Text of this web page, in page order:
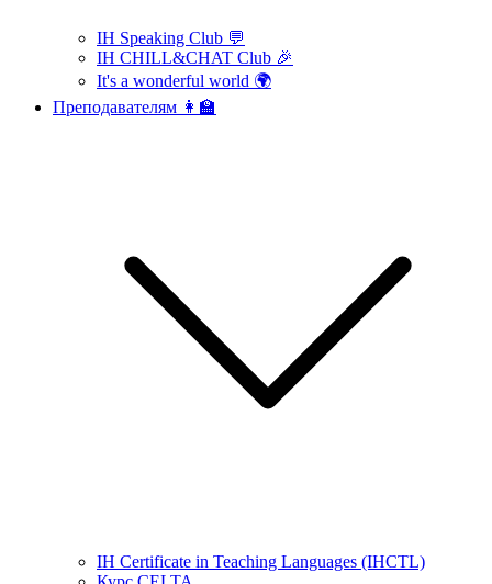
IH Speaking Club 💬
IH CHILL&CHAT Club 🎉
It's a wonderful world 🌍
Преподавателям 👩‍🏫
IH Certificate in Teaching Languages (IHCTL)